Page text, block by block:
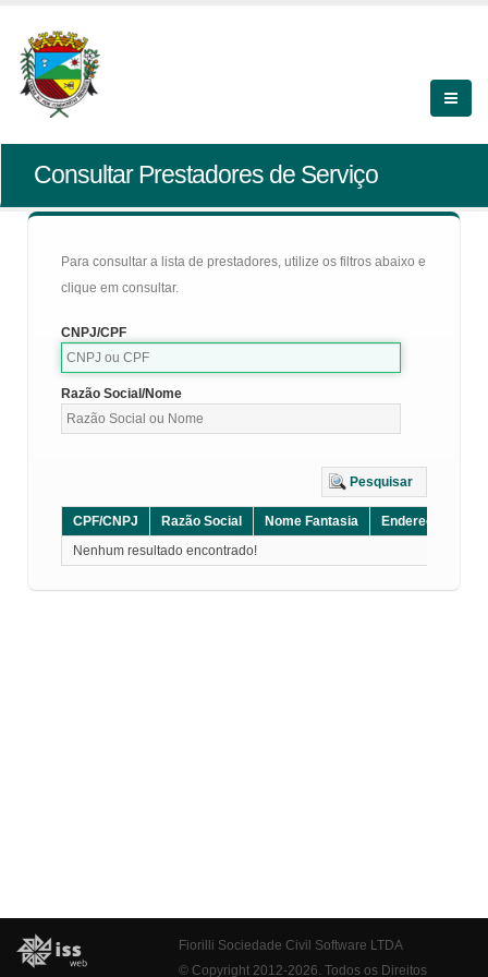
Consultar Prestadores de Serviço
Para consultar a lista de prestadores, utilize os filtros abaixo e
clique em consultar.
CNPJ/CPF
Razão Social/Nome
Pesquisar
CPF/CNPJ Razão Social Nome Fantasia Endereço
Nenhum resultado encontrado!
Fiorilli Sociedade Civil Software LTDA
© Copyright 2012-2026. Todos os Direitos